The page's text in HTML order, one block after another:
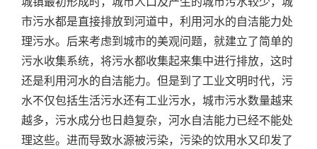
市污水都是直接排放到河道中，利用河水的自洁能力处
理污水。后来考虑到城市的美观问题，就建立了简单的
污水收集系统，将污水都收集起来集中进行排放，这时
还是利用河水的自洁能力。但是到了工业文明时代，污
水不仅包括生活污水还有工业污水，城市污水数量越来
越多，污水成分也日趋复杂，河水自洁能力已经不能处
理这些。进而导致水源被污染，污染的饮用水又印发了